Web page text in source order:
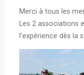
Merci à tous les
Les 2 associations
l’expérience dès la